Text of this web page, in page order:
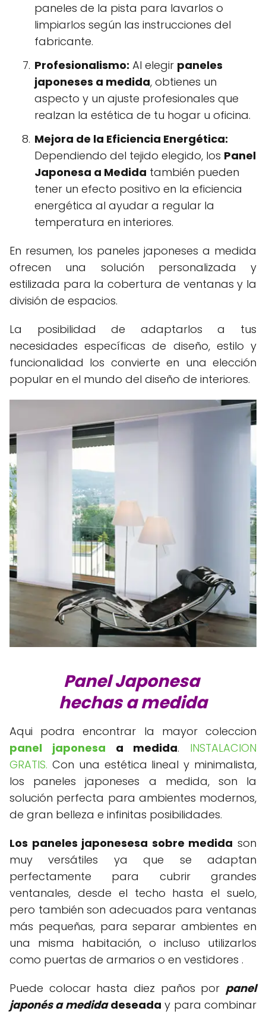
paneles de la pista para lavarlos o
limpiarlos según las instrucciones del
fabricante.
Profesionalismo: Al elegir paneles
japoneses a medida, obtienes un
aspecto y un ajuste profesionales que
realzan la estética de tu hogar u oficina.
Mejora de la Eficiencia Energética:
Dependiendo del tejido elegido, los Panel
Japonesa a Medida también pueden
tener un efecto positivo en la eficiencia
energética al ayudar a regular la
temperatura en interiores.
En resumen, los paneles japoneses a medida
ofrecen una solución personalizada y
estilizada para la cobertura de ventanas y la
división de espacios.
La posibilidad de adaptarlos a tus
necesidades específicas de diseño, estilo y
funcionalidad los convierte en una elección
popular en el mundo del diseño de interiores.
Panel Japonesa
hechas a medida
Aqui podra encontrar la mayor coleccion
panel japonesa a medida. INSTALACION
GRATIS. Con una estética lineal y minimalista,
los paneles japoneses a medida, son la
solución perfecta para ambientes modernos,
de gran belleza e infinitas posibilidades.
Los paneles japonesesa sobre medida son
muy versátiles ya que se adaptan
perfectamente para cubrir grandes
ventanales, desde el techo hasta el suelo,
pero también son adecuados para ventanas
más pequeñas, para separar ambientes en
una misma habitación, o incluso utilizarlos
como puertas de armarios o en vestidores .
Puede colocar hasta diez paños por panel
japonés a medida deseada y para combinar